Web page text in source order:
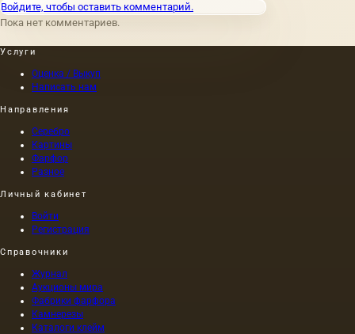
Войдите, чтобы оставить комментарий.
Пока нет комментариев.
Услуги
Оценка / Выкуп
Написать нам
Направления
Серебро
Картины
Фарфор
Разное
Личный кабинет
Войти
Регистрация
Справочники
Журнал
Аукционы мира
Фабрики фарфора
Камнерезы
Каталоги клейм